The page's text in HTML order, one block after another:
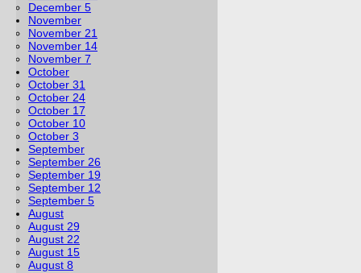
December 5
November
November 21
November 14
November 7
October
October 31
October 24
October 17
October 10
October 3
September
September 26
September 19
September 12
September 5
August
August 29
August 22
August 15
August 8